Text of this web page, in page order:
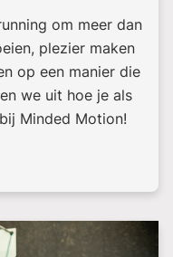
om meer dan
plezier maken
op een manier die
we uit hoe je als
Minded Motion!